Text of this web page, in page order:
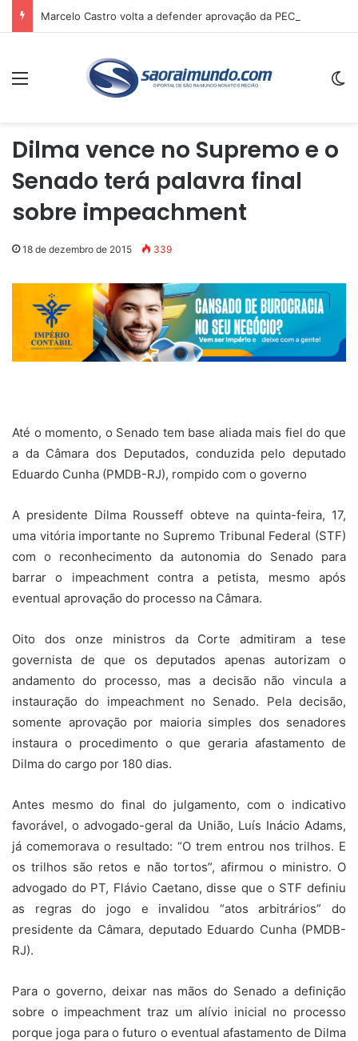
Menu
Dilma vence no Supremo e o
Senado terá palavra final
sobre impeachment
18 de dezembro de 2015 339
Até o momento, o Senado tem base aliada mais fiel do que
a da Câmara dos Deputados, conduzida pelo deputado
Eduardo Cunha (PMDB-RJ), rompido com o governo
A presidente Dilma Rousseff obteve na quinta-feira, 17,
uma vitória importante no Supremo Tribunal Federal (STF)
com o reconhecimento da autonomia do Senado para
barrar o impeachment contra a petista, mesmo após
eventual aprovação do processo na Câmara.
Oito dos onze ministros da Corte admitiram a tese
governista de que os deputados apenas autorizam o
andamento do processo, mas a decisão não vincula a
instauração do impeachment no Senado. Pela decisão,
somente aprovação por maioria simples dos senadores
instaura o procedimento o que geraria afastamento de
Dilma do cargo por 180 dias.
Antes mesmo do final do julgamento, com o indicativo
favorável, o advogado-geral da União, Luís Inácio Adams,
já comemorava o resultado: “O trem entrou nos trilhos. E
os trilhos são retos e não tortos”, afirmou o ministro. O
advogado do PT, Flávio Caetano, disse que o STF definiu
as regras do jogo e invalidou “atos arbitrários” do
presidente da Câmara, deputado Eduardo Cunha (PMDB-
RJ).
Para o governo, deixar nas mãos do Senado a definição
sobre o impeachment traz um alívio inicial no processo
porque joga para o futuro o eventual afastamento de Dilma